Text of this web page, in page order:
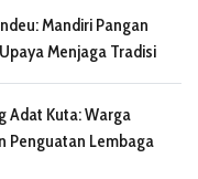
Mandiri Pangan
Menjaga Tradisi
Adat Kuta: Warga
Penguatan Lembaga